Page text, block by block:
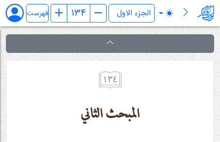
کفایة الاصول فهرست
١٣٤
المبحث الثاني